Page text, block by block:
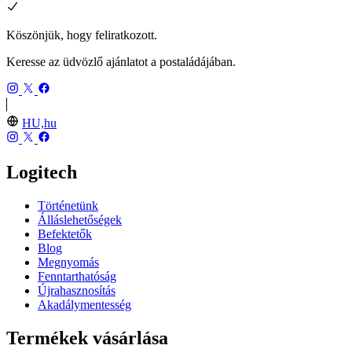
Köszönjük, hogy feliratkozott.
Keresse az üdvözlő ajánlatot a postaládájában.
HU,hu
Logitech
Történetünk
Álláslehetőségek
Befektetők
Blog
Megnyomás
Fenntarthatóság
Újrahasznosítás
Akadálymentesség
Termékek vásárlása